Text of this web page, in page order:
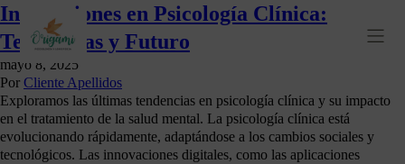
Innovaciones en Psicología Clínica:
Tendencias y Futuro
mayo 8, 2025
Por Cliente Apellidos
Exploramos las últimas tendencias en psicología clínica y su impacto
en el tratamiento de la salud mental. La psicología clínica está
evolucionando rápidamente, adaptándose a los cambios sociales y
tecnológicos. Las innovaciones digitales, como las aplicaciones